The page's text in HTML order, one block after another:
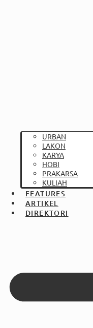
URBAN
LAKON
KARYA
HOBI
PRAKARSA
KULIAH
FEATURES
ARTIKEL
DIREKTORI